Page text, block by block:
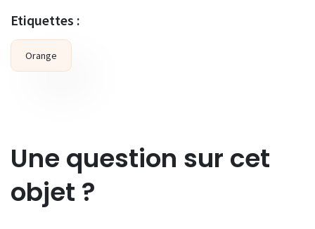
Etiquettes :
Orange
Une question sur cet
objet ?